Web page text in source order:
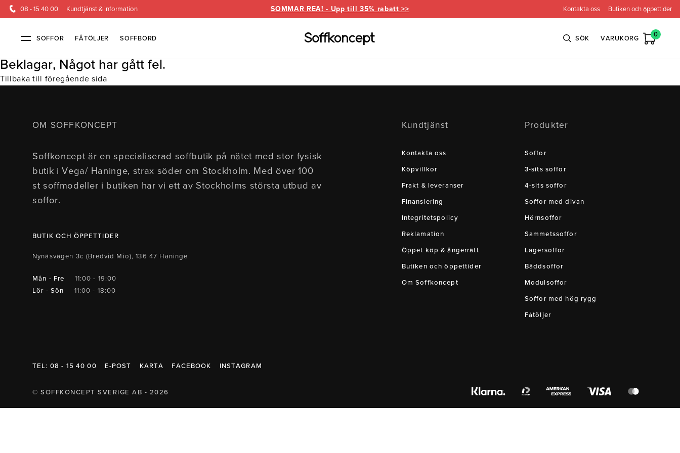
08 - 15 40 00 Kundtjänst & information SOMMAR REA! - Upp till 35% rabatt >> Kontakta oss Butiken och öppettider
SOFFOR FÅTÖLJER SOFFBORD SÖK VARUKORG 0
Soffor & fåtöljer
4-sits soffor
Bäddsoffor
Skinnmöbler
Sammetssoffor
Soffor med divan
Soffor med hög rygg
Varumärken
Burhéns
Conform
Kleppe
Neiser
Inredning
Kundtjänst
Finansiering
Öppetköp & ångerrätt
Information
Beklagar, Något har gått fel.
Tillbaka till föregående sida
OM SOFFKONCEPT
Soffkoncept är en specialiserad soffbutik på nätet med stor fysisk
butik i Vega/ Haninge, strax söder om Stockholm. Med över 100
st soffmodeller i butiken har vi ett av Stockholms största utbud av
soffor.
BUTIK OCH ÖPPETTIDER
Nynäsvägen 3c (Bredvid Mio), 136 47 Haninge
Mån - Fre
11:00 - 19:00
Lör - Sön
11:00 - 18:00
Kundtjänst
Kontakta oss
Köpvillkor
Frakt & leveranser
Finansiering
Integritetspolicy
Reklamation
Öppet köp & ångerrätt
Butiken och öppettider
Om Soffkoncept
Produkter
Soffor
3-sits soffor
4-sits soffor
Soffor med divan
Hörnsoffor
Sammetssoffor
Lagersoffor
Bäddsoffor
Modulsoffor
Soffor med hög rygg
Fåtöljer
TEL: 08 - 15 40 00 E-POST KARTA FACEBOOK INSTAGRAM
© SOFFKONCEPT SVERIGE AB - 2026